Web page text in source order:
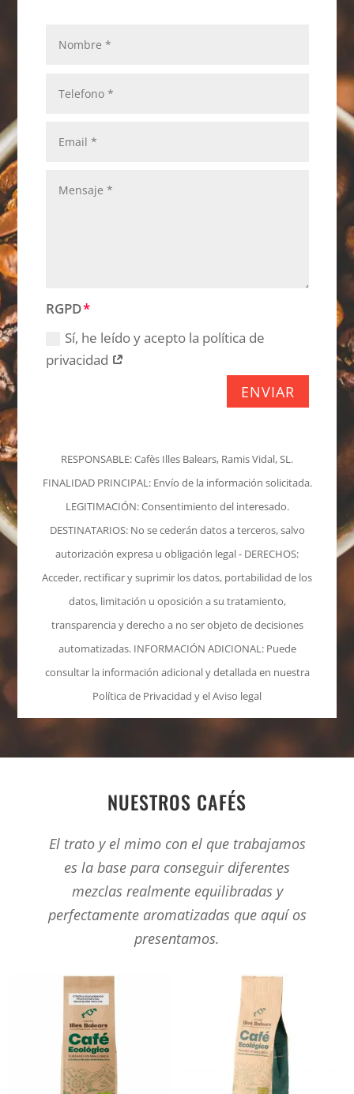
RGPD
Sí, he leído y acepto la política de
privacidad
ENVIAR
RESPONSABLE: Cafès Illes Balears, Ramis Vidal, SL.
FINALIDAD PRINCIPAL: Envío de la información solicitada.
LEGITIMACIÓN: Consentimiento del interesado.
DESTINATARIOS: No se cederán datos a terceros, salvo
autorización expresa u obligación legal - DERECHOS:
Acceder, rectificar y suprimir los datos, portabilidad de los
datos, limitación u oposición a su tratamiento,
transparencia y derecho a no ser objeto de decisiones
automatizadas. INFORMACIÓN ADICIONAL: Puede
consultar la información adicional y detallada en nuestra
Política de Privacidad y el Aviso legal
NUESTROS CAFÉS
El trato y el mimo con el que trabajamos
es la base para conseguir diferentes
mezclas realmente equilibradas y
perfectamente aromatizadas que aquí os
presentamos.